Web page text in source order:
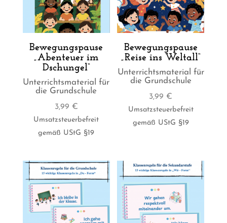
Bewegungspause
„Abenteuer im
Dschungel“
Unterrichtsmaterial für
die Grundschule
3,99 €
Umsatzsteuerbefreit
gemäß UStG §19
Bewegungspause
„Reise ins Weltall“
Unterrichtsmaterial für
die Grundschule
3,99 €
Umsatzsteuerbefreit
gemäß UStG §19